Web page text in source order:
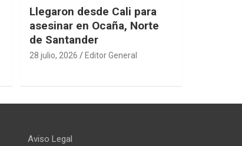
Llegaron desde Cali para
asesinar en Ocaña, Norte
de Santander
28 julio, 2026 Editor General
Aviso Legal